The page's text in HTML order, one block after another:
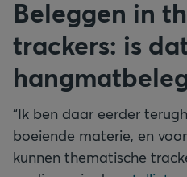
Beleggen in
trackers: is
“Ik ben daar eerder
boeiende materie, en
kunnen thematische